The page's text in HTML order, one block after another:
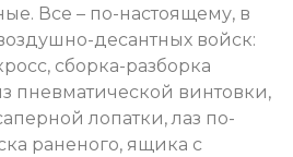
Все – по-настоящему, в
десантных войск:
сборка-разборка
пневматической винтовки,
лопатки, лаз по-
раненого, ящика с